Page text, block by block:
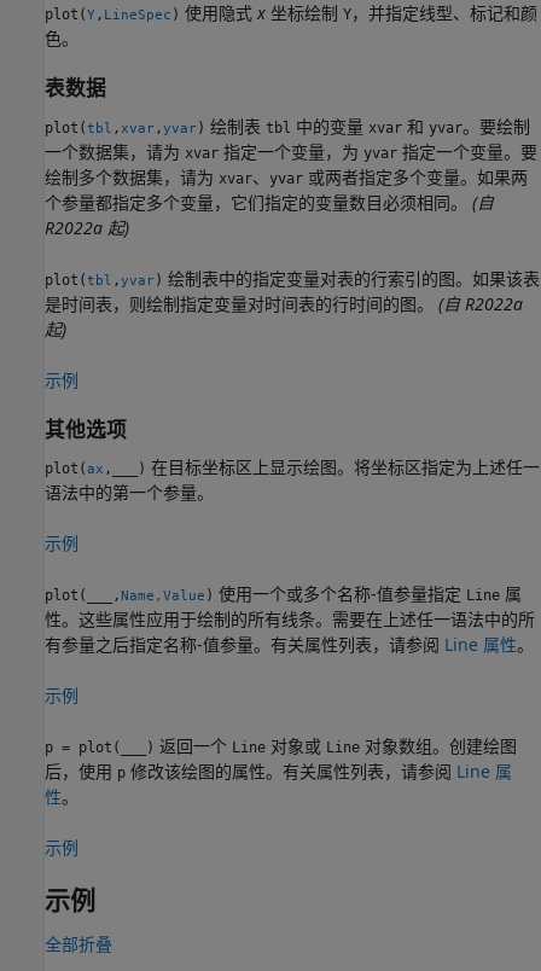
plot(Y , LineSpec ) 使用隐式 x 坐标绘制 Y，并指定线型、标记和颜
色。
表数据
plot(tbl ,xvar ,yvar) 绘制表 tbl 中的变量 xvar 和 yvar。要绘制
一个数据集，请为 xvar 指定一个变量，为 yvar 指定一个变量。要
绘制多个数据集，请为 xvar、 yvar 或两者指定多个变量。如果两
个参量都指定多个变量，它们指定的变量数目必须相同。
(自
R2022a 起)
plot(tbl ,yvar) 绘制表中的指定变量对表的行索引的图。如果该表
是时间表，则绘制指定变量对时间表的行时间的图。
(自 R2022a
起)
示例
其他选项
plot(ax , ) 在目标坐标区上显示绘图。将坐标区指定为上述任一
语法中的第一个参量。
示例
plot( ,Name,Value ) 使用一个或多个名称-值参量指定 Line 属
性。这些属性应用于绘制的所有线条。需要在上述任一语法中的所
有参量之后指定名称-值参量。有关属性列表，请参阅 Line 属性。
示例
p = plot( ) 返回一个 Line 对象或 Line 对象数组。创建绘图
后，使用 p 修改该绘图的属性。有关属性列表，请参阅 Line 属
性。
示例
示例
全部折叠